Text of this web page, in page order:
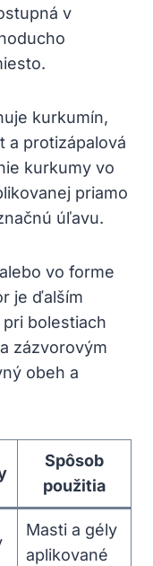
v
kurkumín,
a protizápalová
kurkumy vo
priamo
úľavu.
vo forme
je ďalším
bolestiach
zázvorovým
obeh a
Spôsob
použitia
Masti a gély
aplikované